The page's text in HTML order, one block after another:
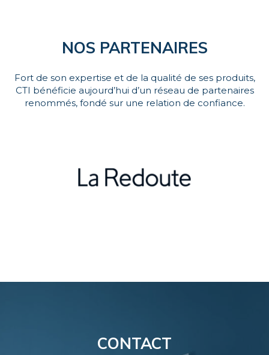
NOS PARTENAIRES
Fort de son expertise et de la qualité de ses produits,
CTI bénéficie aujourd’hui d’un réseau de partenaires
renommés, fondé sur une relation de confiance.
CONTACT